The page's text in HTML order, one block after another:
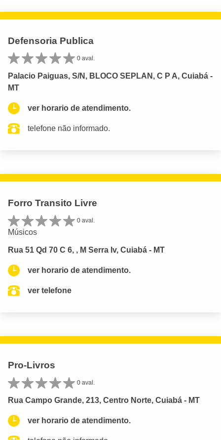
Defensoria Publica
0 aval.
Palacio Paiguas, S/N, BLOCO SEPLAN, C P A, Cuiabá -
MT
ver horario de atendimento.
telefone não informado.
Forro Transito Livre
0 aval.
Músicos
Rua 51 Qd 70 C 6, , M Serra Iv, Cuiabá - MT
ver horario de atendimento.
ver telefone
Pro-Livros
0 aval.
Rua Campo Grande, 213, Centro Norte, Cuiabá - MT
ver horario de atendimento.